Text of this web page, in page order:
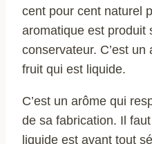
cent pour cent naturel
aromatique est produit
conservateur. C’est
fruit qui est liquide.
C’est un arôme qui
de sa fabrication. Il
liquide est avant tout